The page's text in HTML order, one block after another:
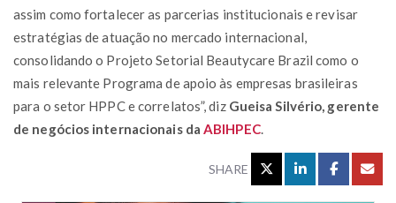
assim como fortalecer as parcerias institucionais e revisar
estratégias de atuação no mercado internacional,
consolidando o Projeto Setorial Beautycare Brazil como o
mais relevante Programa de apoio às empresas brasileiras
para o setor HPPC e correlatos”, diz Gueisa Silvério, gerente
de negócios internacionais da ABIHPEC.
SHARE